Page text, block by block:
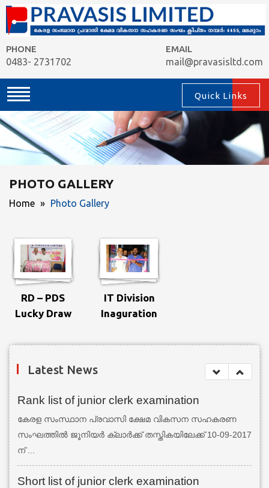
PHONE
0483- 2731702
EMAIL
mail@pravasisltd.com
Quick Links
PHOTO GALLERY
Home » Photo Gallery
RD – PDS
Lucky Draw
IT Division
Inaguration
Latest News
Rank list of junior clerk examination
കേരള സംസ്ഥാന പ്രവാസി ക്ഷേമ വികസന സഹകരണ
സംഘത്തില്‍ ജൂനിയര്‍ ക്ലാര്‍ക്ക് തസ്തികയിലേക്ക് 10-09-2017
ന് ...
Short list of junior clerk examination